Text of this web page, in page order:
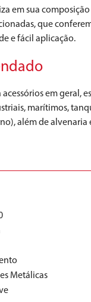
em sua
que
e fácil aplicação.
em geral,
marítimos,
além de alvenaria
Metálicas